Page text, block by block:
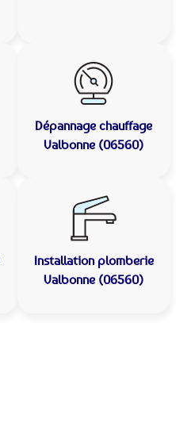
Dépannage chauffage
Valbonne (06560)
Installation plomberie
Valbonne (06560)